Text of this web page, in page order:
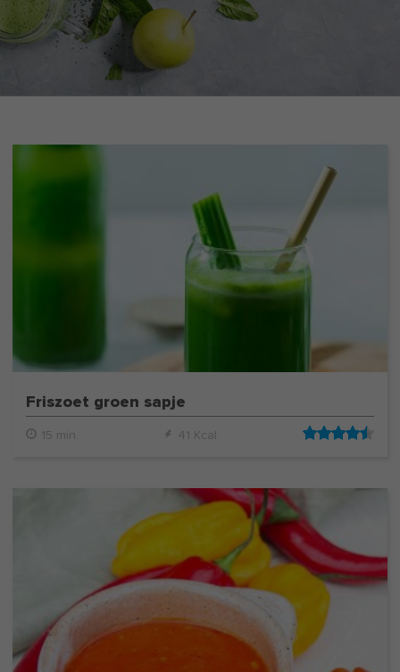
Friszoet groen sapje
15 min. 41 Kcal.